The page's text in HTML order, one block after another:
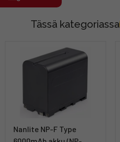
Tässä kategoriassa
Nanlite NP-F Type